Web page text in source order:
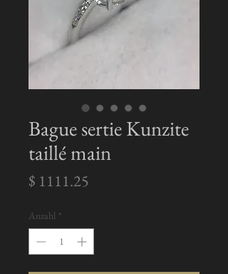
Bague sertie Kunzite
taillé main
$ 1111.25
Anzahl *